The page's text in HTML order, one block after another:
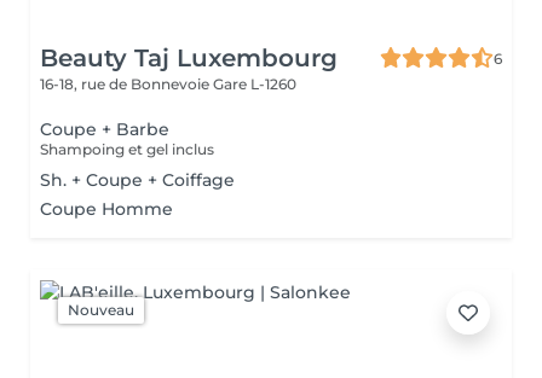
Beauty Taj Luxembourg
6
16-18, rue de Bonnevoie Gare L-1260
Coupe + Barbe
Shampoing et gel inclus
Sh. + Coupe + Coiffage
Coupe Homme
Nouveau